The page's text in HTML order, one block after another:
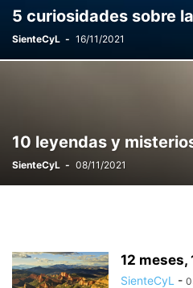
5 curiosidades sobre
SienteCyL - 16/11/2021
10 leyendas y
SienteCyL - 08/11/2021
12
SienteCyL -